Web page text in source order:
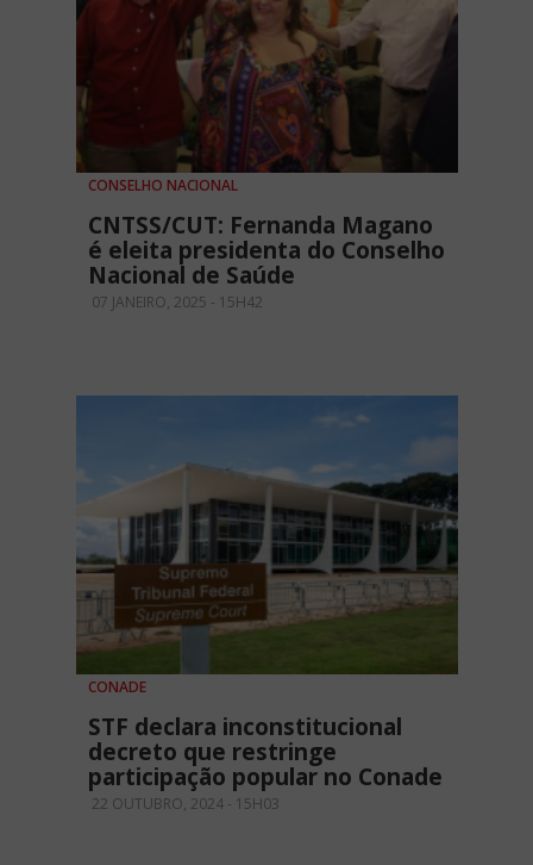
CONSELHO NACIONAL
CNTSS/CUT: Fernanda Magano
é eleita presidenta do Conselho
Nacional de Saúde
07 JANEIRO, 2025 - 15H42
CONADE
STF declara inconstitucional
decreto que restringe
participação popular no Conade
22 OUTUBRO, 2024 - 15H03